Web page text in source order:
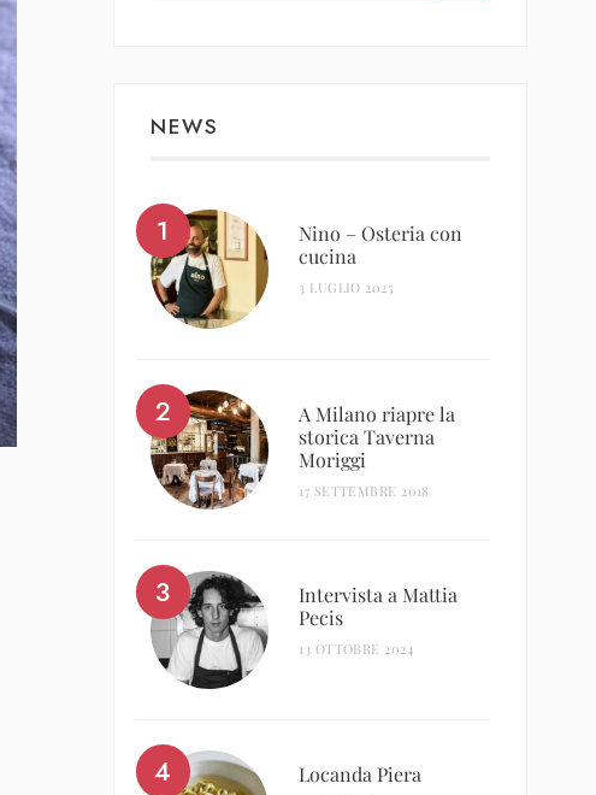
NEWS
Nino – Osteria con
cucina
3 LUGLIO 2025
A Milano riapre la
storica Taverna
Moriggi
17 SETTEMBRE 2018
Intervista a Mattia
Pecis
13 OTTOBRE 2024
Locanda Piera